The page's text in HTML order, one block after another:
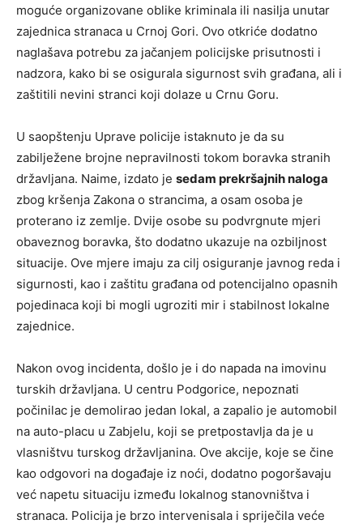
moguće organizovane oblike kriminala ili nasilja unutar
zajednica stranaca u Crnoj Gori. Ovo otkriće dodatno
naglašava potrebu za jačanjem policijske prisutnosti i
nadzora, kako bi se osigurala sigurnost svih građana, ali i
zaštitili nevini stranci koji dolaze u Crnu Goru.
U saopštenju Uprave policije istaknuto je da su
zabilježene brojne nepravilnosti tokom boravka stranih
državljana. Naime, izdato je sedam prekršajnih naloga
zbog kršenja Zakona o strancima, a osam osoba je
proterano iz zemlje. Dvije osobe su podvrgnute mjeri
obaveznog boravka, što dodatno ukazuje na ozbiljnost
situacije. Ove mjere imaju za cilj osiguranje javnog reda i
sigurnosti, kao i zaštitu građana od potencijalno opasnih
pojedinaca koji bi mogli ugroziti mir i stabilnost lokalne
zajednice.
Nakon ovog incidenta, došlo je i do napada na imovinu
turskih državljana. U centru Podgorice, nepoznati
počinilac je demolirao jedan lokal, a zapalio je automobil
na auto-placu u Zabjelu, koji se pretpostavlja da je u
vlasništvu turskog državljanina. Ove akcije, koje se čine
kao odgovori na događaje iz noći, dodatno pogoršavaju
već napetu situaciju između lokalnog stanovništva i
stranaca. Policija je brzo intervenisala i spriječila veće